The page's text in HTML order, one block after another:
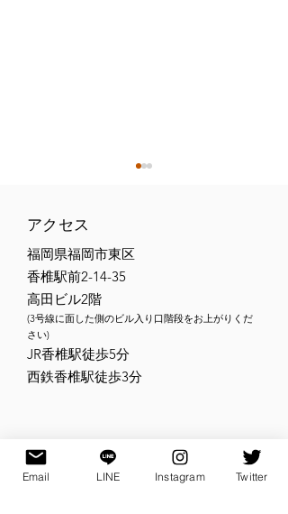
【トライフォース香椎
2026年6月の柔術無料体
験会】
アクセス
福岡県福岡市東区
香椎駅前2-14-35
高田ビル2階
(3号線に面した側のビル入り口階段をお上がりくだ
さい)
​JR香椎駅徒歩5分
西鉄香椎駅徒歩3分
Email LINE Instagram Twitter